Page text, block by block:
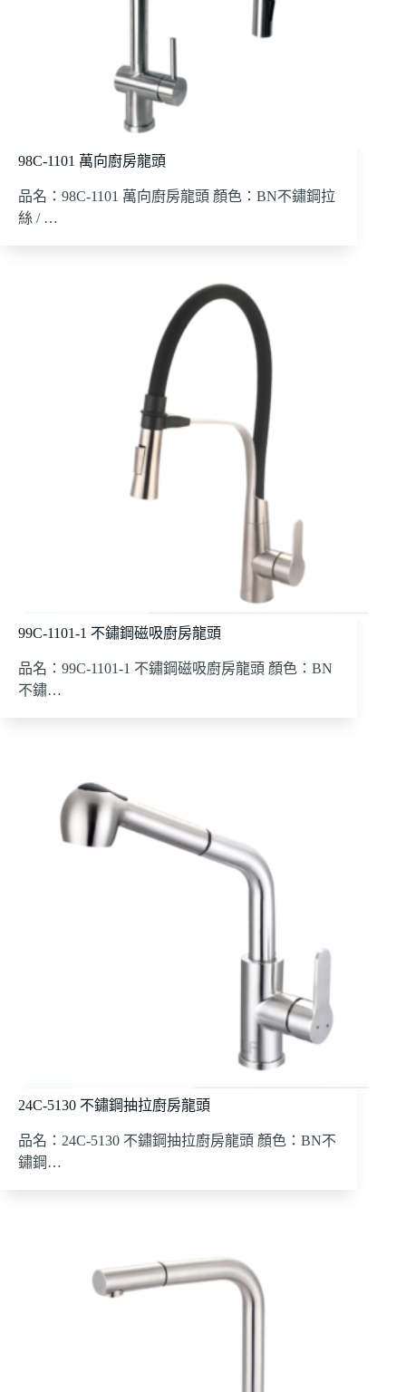
98C-1101 萬向廚房龍頭
品名：98C-1101 萬向廚房龍頭 顏色：BN不鏽鋼拉
絲 / …
99C-1101-1 不鏽鋼磁吸廚房龍頭
品名：99C-1101-1 不鏽鋼磁吸廚房龍頭 顏色：BN
不鏽…
24C-5130 不鏽鋼抽拉廚房龍頭
品名：24C-5130 不鏽鋼抽拉廚房龍頭 顏色：BN不
鏽鋼…